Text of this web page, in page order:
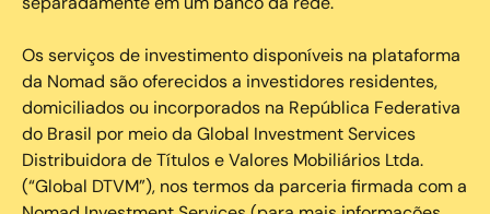
Os serviços de investimento disponíveis na plataforma
da Nomad são oferecidos a investidores residentes,
domiciliados ou incorporados na República Federativa
do Brasil por meio da Global Investment Services
Distribuidora de Títulos e Valores Mobiliários Ltda.
(“Global DTVM”), nos termos da parceria firmada com a